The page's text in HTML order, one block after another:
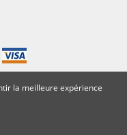
la meilleure expérience